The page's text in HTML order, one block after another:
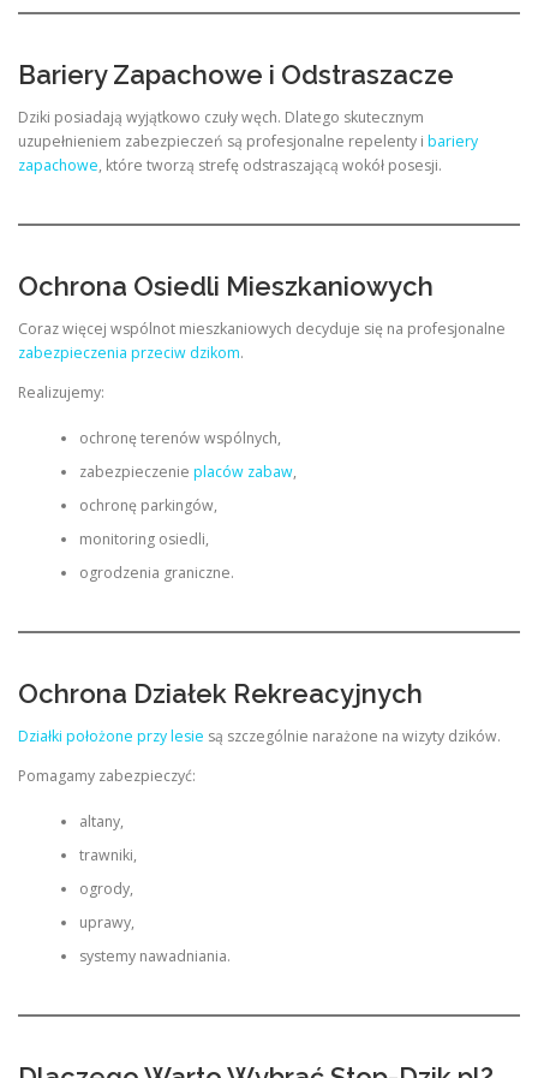
Bariery Zapachowe i Odstraszacze
Dziki posiadają wyjątkowo czuły węch. Dlatego skutecznym
uzupełnieniem zabezpieczeń są profesjonalne repelenty i bariery
zapachowe, które tworzą strefę odstraszającą wokół posesji.
Ochrona Osiedli Mieszkaniowych
Coraz więcej wspólnot mieszkaniowych decyduje się na profesjonalne
zabezpieczenia przeciw dzikom.
Realizujemy:
ochronę terenów wspólnych,
zabezpieczenie placów zabaw,
ochronę parkingów,
monitoring osiedli,
ogrodzenia graniczne.
Ochrona Działek Rekreacyjnych
Działki położone przy lesie są szczególnie narażone na wizyty dzików.
Pomagamy zabezpieczyć:
altany,
trawniki,
ogrody,
uprawy,
systemy nawadniania.